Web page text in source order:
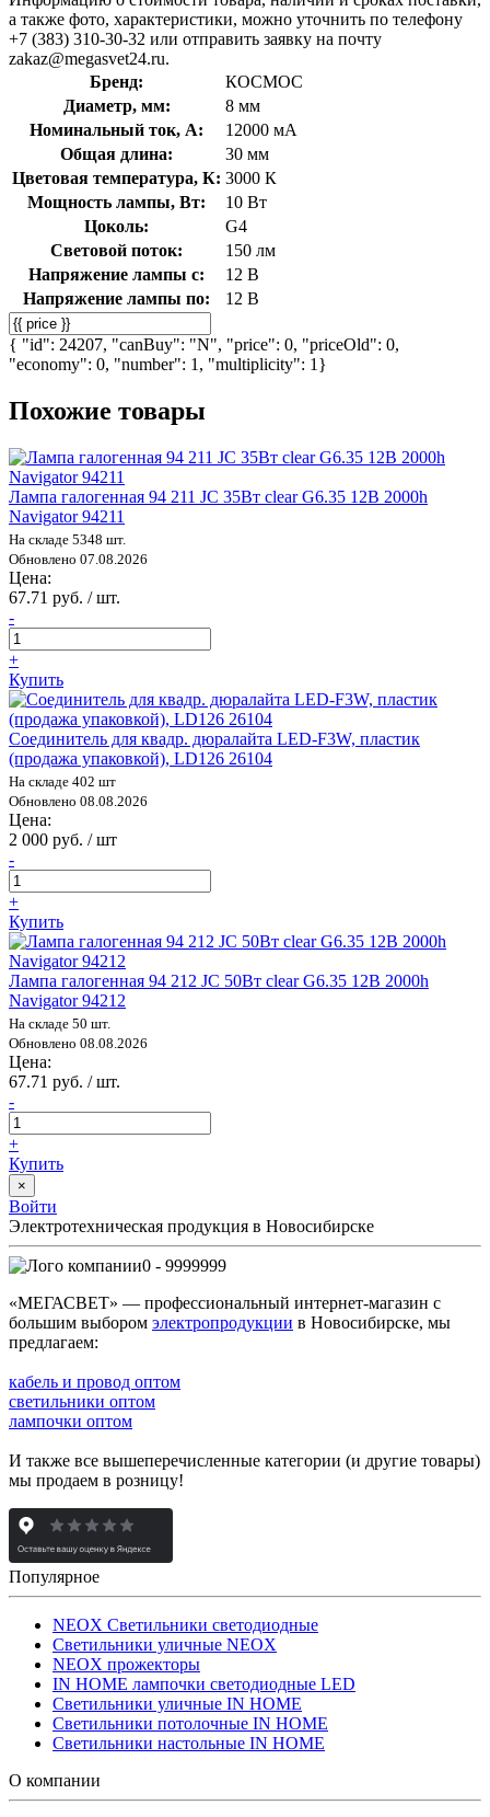
а также фото, характеристики, можно уточнить по телефону
+7 (383) 310-30-32 или отправить заявку на почту
zakaz@megasvet24.ru.
Бренд:
КОСМОС
Диаметр, мм:
8 мм
Номинальный ток, А:
12000 мА
Общая длина:
30 мм
Цветовая температура, К: 3000 К
Мощность лампы, Вт:
10 Вт
Цоколь:
G4
Световой поток:
150 лм
Напряжение лампы с:
12 В
Напряжение лампы по:
12 В
{ "id": 24207, "canBuy": "N", "price": 0, "priceOld": 0,
"economy": 0, "number": 1, "multiplicity": 1}
Похожие товары
Лампа галогенная 94 211 JC 35Вт clear G6.35 12В 2000h
Navigator 94211
На складе 5348 шт.
Обновлено 07.08.2026
Цена:
67.71 руб. / шт.
-
+
Купить
Соединитель для квадр. дюралайта LED-F3W, пластик
(продажа упаковкой), LD126 26104
На складе 402 шт
Обновлено 08.08.2026
Цена:
2 000 руб. / шт
-
+
Купить
Лампа галогенная 94 212 JC 50Вт clear G6.35 12В 2000h
Navigator 94212
На складе 50 шт.
Обновлено 08.08.2026
Цена:
67.71 руб. / шт.
-
+
Купить
×
Войти
Электротехническая продукция в Новосибирске
0 - 9999999
«МЕГАСВЕТ» — профессиональный интернет-магазин с
большим выбором электропродукции в Новосибирске, мы
предлагаем:
кабель и провод оптом
светильники оптом
лампочки оптом
И также все вышеперечисленные категории (и другие товары)
мы продаем в розницу!
Популярное
NEOX Светильники светодиодные
Светильники уличные NEOX
NEOX прожекторы
IN HOME лампочки светодиодные LED
Светильники уличные IN HOME
Светильники потолочные IN HOME
Светильники настольные IN HOME
О компании